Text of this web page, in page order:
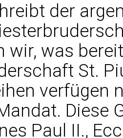
der
wir, was
St.
verfügen
Diese
Paul II.,